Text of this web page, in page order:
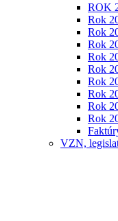
ROK
Rok
Rok
Rok
Rok
Rok
Rok
Rok
Rok
Rok
VZN,